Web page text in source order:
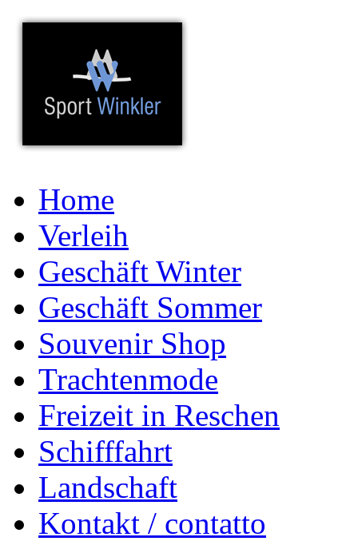
Home
Verleih
Geschäft Winter
Geschäft Sommer
Souvenir Shop
Trachtenmode
Freizeit in Reschen
Schifffahrt
Landschaft
Kontakt / contatto